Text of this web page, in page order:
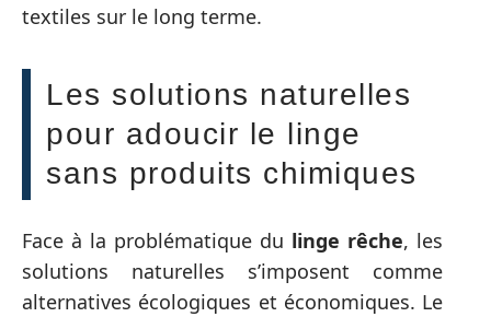
textiles sur le long terme.
Les solutions naturelles
pour adoucir le linge
sans produits chimiques
Face à la problématique du linge rêche, les
solutions naturelles s’imposent comme
alternatives écologiques et économiques. Le